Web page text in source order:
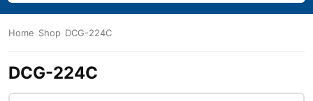
Home Shop DCG-224C
DCG-224C